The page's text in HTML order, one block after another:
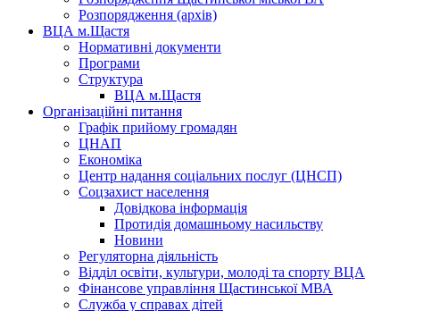
Розпорядження (архів)
ВЦА м.Щастя
Нормативні документи
Програми
Структура
ВЦА м.Щастя
Організаційні питання
Графік прийому громадян
ЦНАП
Економіка
Центр надання соціальних послуг (ЦНСП)
Соцзахист населення
Довідкова інформація
Протидія домашньому насильству
Новини
Регуляторна діяльність
Відділ освіти, культури, молоді та спорту ВЦА
Фінансове управління Щастинської МВА
Служба у справах дітей